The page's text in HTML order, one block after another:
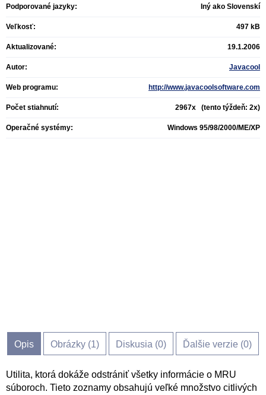
Podporované jazyky: Iný ako Slovenskí
Veľkosť: 497 kB
Aktualizované: 19.1.2006
Autor: Javacool
Web programu: http://www.javacoolsoftware.com
Počet stiahnutí: 2967x (tento týždeň: 2x)
Operačné systémy: Windows 95/98/2000/ME/XP
Opis Obrázky (1) Diskusia (0) Ďalšie verzie (0)
Utilita, ktorá dokáže odstrániť všetky informácie o MRU
súboroch. Tieto zoznamy obsahujú veľké množstvo citlivých